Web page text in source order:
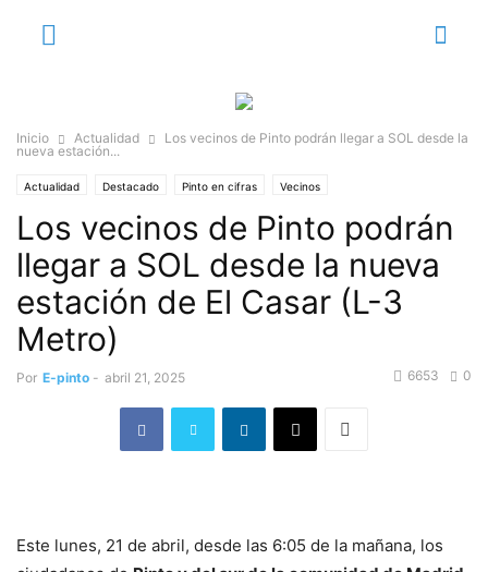
Inicio Actualidad
Los vecinos de Pinto podrán llegar a SOL desde la
nueva estación...
Actualidad Destacado Pinto en cifras Vecinos
Los vecinos de Pinto podrán
llegar a SOL desde la nueva
estación de El Casar (L-3
Metro)
Por E-pinto - abril 21, 2025 0
6653
Este lunes, 21 de abril, desde las 6:05 de la mañana, los